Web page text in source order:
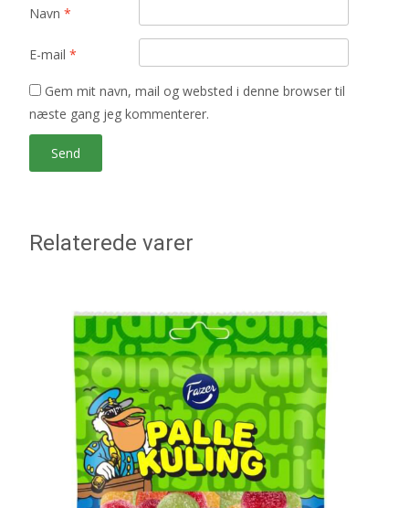
Navn *
E-mail *
Gem mit navn, mail og websted i denne browser til
næste gang jeg kommenterer.
Relaterede varer